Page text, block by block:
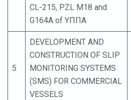
CL-215, PZL M18 and
G164A of ΥΠΠΑ
5
DEVELOPMENT AND
CONSTRUCTION OF SLIP
MONITORING SYSTEMS
(SMS) FOR COMMERCIAL
VESSELS